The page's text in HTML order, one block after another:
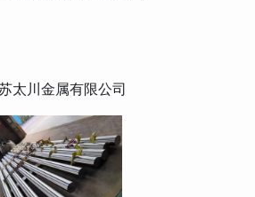
太川金属有限公司